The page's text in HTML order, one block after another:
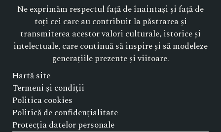
Ne exprimăm respectul față de înaintași și față de
toți cei care au contribuit la păstrarea și
transmiterea acestor valori culturale, istorice și
intelectuale, care continuă să inspire și să modeleze
generațiile prezente și viitoare.
Hartă site
Termeni și condiții
Politica cookies
Politică de confidențialitate
Protecția datelor personale